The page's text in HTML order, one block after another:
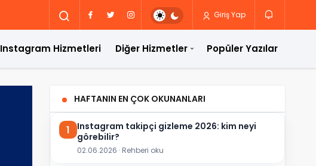
Giriş Yap
Instagram Hizmetleri Diğer Hizmetler Popüler Yazılar
HAFTANIN EN ÇOK OKUNANLARI
1
Instagram takipçi gizleme 2026: kim neyi
görebilir?
02.06.2026 · Rehberi oku